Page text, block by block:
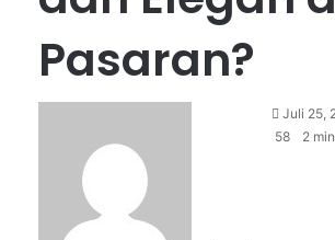
Pasaran?
Juli 25,
58
2